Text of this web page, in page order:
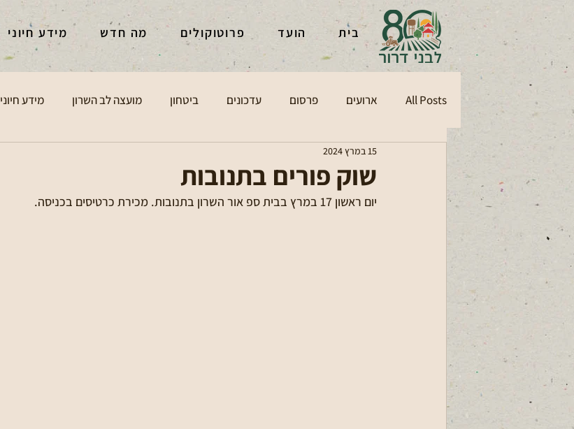
בית הועד פרוטוקולים מה חדש מידע חיוני
All Posts ארועים פרסום עדכונים ביטחון מועצה לב השרון מידע חיוני
שוק פורים בתנובות
15 במרץ 2024
יום ראשון 17 במרץ בבית ספ אור השרון בתנובות. מכירת כרטיסים בכניסה.